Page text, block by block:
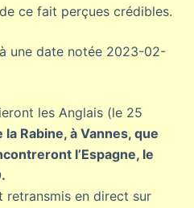
ce fait perçues crédibles.
une date notée 2023-02-
les Anglais (le 25
la Rabine, à Vannes, que
l’Espagne, le
retransmis en direct sur